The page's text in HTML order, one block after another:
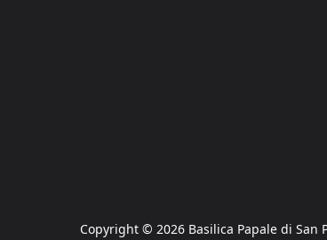
Copyright © 2026 Basilica Papale di San